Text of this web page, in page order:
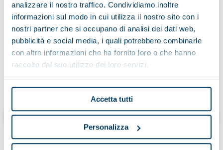
analizzare il nostro traffico. Condividiamo inoltre
informazioni sul modo in cui utilizza il nostro sito con i
nostri partner che si occupano di analisi dei dati web,
pubblicità e social media, i quali potrebbero combinarle
con altre informazioni che ha fornito loro o che hanno
raccolto dal suo utilizzo dei loro servizi.
Accetta tutti
Personalizza
Cliccando “invia” dichiaro di aver letto l’informativa
إرسال